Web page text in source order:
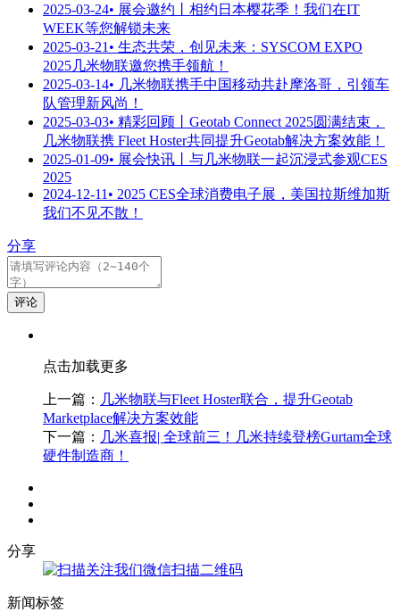
2025-03-24• 展会邀约丨相约日本樱花季！我们在IT
WEEK等您解锁未来
2025-03-21 • 生态共荣，创见未来：SYSCOM EXPO
2025几米物联邀您携手领航！
2025-03-14• 几米物联携手中国移动共赴摩洛哥，引领车
队管理新风尚！
2025-03-03• 精彩回顾丨Geotab Connect 2025圆满结束，
几米物联携 Fleet Hoster共同提升Geotab解决方案效能！
2025-01-09• 展会快讯丨与几米物联一起沉浸式参观CES
2025
2024-12-11 • 2025 CES全球消费电子展，美国拉斯维加斯
我们不见不散！
分享
评论
点击加载更多
上一篇： 几米物联与Fleet Hoster联合，提升Geotab
Marketplace解决方案效能
下一篇： 几米喜报| 全球前三！几米持续登榜Gurtam全球
硬件制造商！
分享
微信扫描二维码
新闻标签